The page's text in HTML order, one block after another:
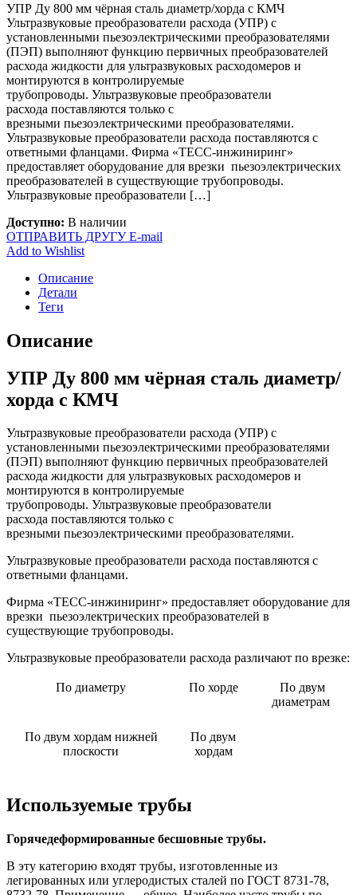
УПР Ду 800 мм чёрная сталь диаметр/хорда с КМЧ
Ультразвуковые преобразователи расхода (УПР) с
установленными пьезоэлектрическими преобразователями
(ПЭП) выполняют функцию первичных преобразователей
расхода жидкости для ультразвуковых расходомеров и
монтируются в контролируемые
трубопроводы. Ультразвуковые преобразователи
расхода поставляются только с
врезными пьезоэлектрическими преобразователями.
Ультразвуковые преобразователи расхода поставляются с
ответными фланцами. Фирма «ТЕСС-инжиниринг»
предоставляет оборудование для врезки пьезоэлектрических
преобразователей в существующие трубопроводы.
Ультразвуковые преобразователи […]
Доступно: В наличии
ОТПРАВИТЬ ДРУГУ E-mail
Add to Wishlist
Описание
Детали
Теги
Описание
УПР Ду 800 мм чёрная сталь диаметр/
хорда с КМЧ
Ультразвуковые преобразователи расхода (УПР) с
установленными пьезоэлектрическими преобразователями
(ПЭП) выполняют функцию первичных преобразователей
расхода жидкости для ультразвуковых расходомеров и
монтируются в контролируемые
трубопроводы. Ультразвуковые преобразователи
расхода поставляются только с
врезными пьезоэлектрическими преобразователями.
Ультразвуковые преобразователи расхода поставляются с
ответными фланцами.
Фирма «ТЕСС-инжиниринг» предоставляет оборудование для
врезки пьезоэлектрических преобразователей в
существующие трубопроводы.
Ультразвуковые преобразователи расхода различают по врезке:
По диаметру По хорде
По двум
диаметрам
По двум хордам нижней
плоскости
По двум
хордам
Используемые трубы
Горячедеформированные бесшовные трубы.
В эту категорию входят трубы, изготовленные из
легированных или углеродистых сталей по ГОСТ 8731-78,